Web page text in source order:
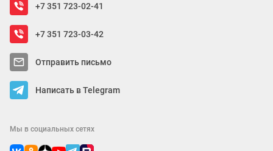
+7 351 723-02-41
+7 351 723-03-42
Отправить письмо
Написать в Telegram
Мы в социальных сетях